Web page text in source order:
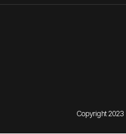
Copyright 2023